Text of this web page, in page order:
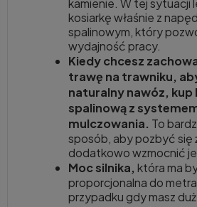
kamienie. W tej sytuacji
kosiarkę właśnie z
spalinowym, który
wydajność pracy.
Kiedy chcesz
trawę na trawniku,
naturalny nawóz, kup
spalinową z
mulczowania. To
sposób, aby pozbyć się
dodatkowo wzmocnić
Moc silnika, która ma
proporcjonalna do
przypadku gdy masz